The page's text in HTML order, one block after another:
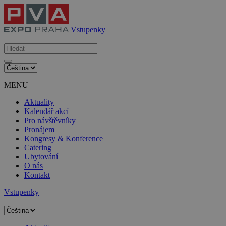
Vstupenky
MENU
Aktuality
Kalendář akcí
Pro návštěvníky
Pronájem
Kongresy & Konference
Catering
Ubytování
O nás
Kontakt
Vstupenky